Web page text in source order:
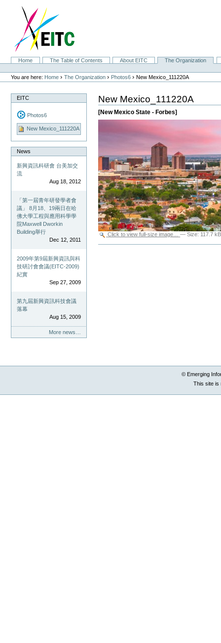
navigation
SectionsHome The Table of Contents About EITC
The Organization
Personal
tools
You are here: Home ›The Organization › Photos6 ›New Mexico_111220A
EITC
Photos6
New Mexico_111220A
News
新興資訊科研會 台美加交
流
Aug 18, 2012
「第一屆青年研發學者會
議」 8月18、19兩日在哈
佛大學工程與應用科學學
院Maxwell Dworkin
Building舉行
Dec 12, 2011
2009年第9屆新興資訊與科
技研討會會議(EITC-2009)
紀實
Sep 27, 2009
第九屆新興資訊科技會議
落幕
Aug 15, 2009
More news…
New Mexico_111220A
[New Mexico State - Forbes]
Click to view full-size image… —Size: 117.7 kB
© Emerging
This site is